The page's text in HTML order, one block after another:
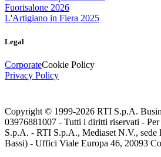
Fuorisalone 2026
L'Artigiano in Fiera 2025
Legal
CorporateCookie Policy
Privacy Policy
Copyright © 1999-2026 RTI S.p.A.
03976881007 - Tutti i diritti riservati -
S.p.A. - RTI S.p.A., Mediaset N.V., sede
Bassi) - Uffici Viale Europa 46, 20093